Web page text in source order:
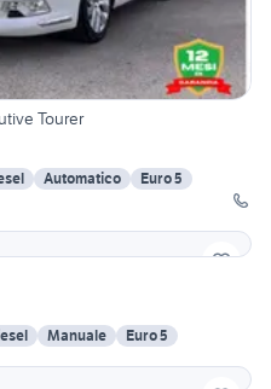
Tourer
Automatico
Euro 5
Manuale
Euro 5